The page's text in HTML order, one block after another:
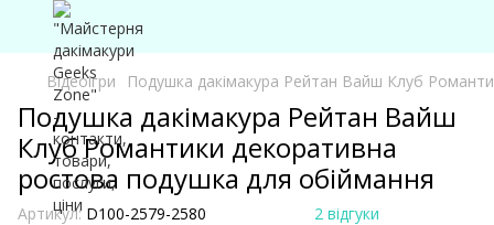
Відеоігри Подушка дакімакура Рейтан Вайш Клуб
Подушка дакімакура Рейтан Вайш
Клуб Романтики декоративна
ростова подушка для обіймання
Артикул: D100-2579-2580 2 відгуки